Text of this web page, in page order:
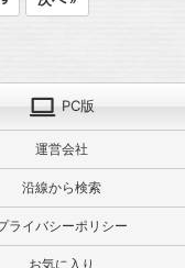
PC版
運営会社
沿線から検索
ライバシーポリシー
お気に入り